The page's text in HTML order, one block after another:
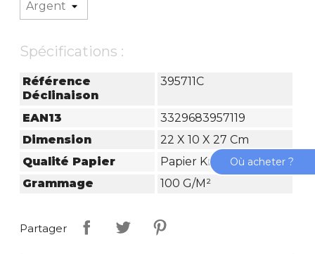
Spécifications :
Référence
Déclinaison
395711C
EAN13
3329683957119
Dimension
22 X 10 X 27 Cm
Qualité Papier
Papier Kraft
Grammage
100 G/m²
Partager
Où acheter ?